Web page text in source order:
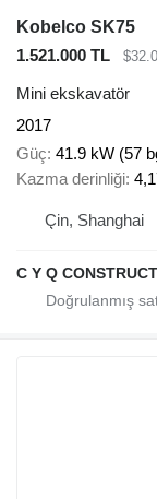
Kobelco SK75
1.521.000 TL
Mini ekskavatör
2017
Güç 41.9 kW (57
Kazma derinliği
Çin, Shanghai
C Y Q